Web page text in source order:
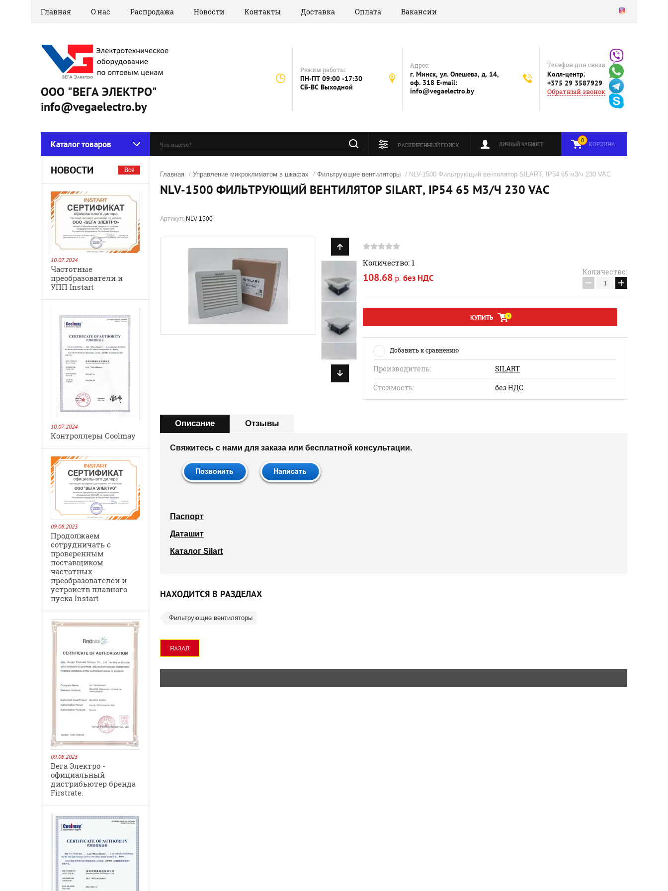
Главная О нас Распродажа Новости Контакты Доставка Оплата Вакансии
ООО "ВЕГА ЭЛЕКТРО"
info@vegaelectro.by
Режим работы:
ПН-ПТ 09:00 -17:30
СБ-ВС Выходной
Адрес:
г. Минск, ул. Олешева, д. 14,
оф. 318 E-mail:
info@vegaelectro.by
Телефон для связи
Колл-центр;
+375 29 3587929
Обратный звонок
Каталог товаров КОРЗИНА
0
ЛИЧНЫЙ КАБИНЕТ
РАСШИРЕННЫЙ ПОИСК
НОВОСТИ Все
10.07.2024
Частотные
преобразователи и
УПП Instart
10.07.2024
Контроллеры Coolmay
09.08.2023
Продолжаем
сотрудничать с
проверенным
поставщиком
частотных
преобразователей и
устройств плавного
пуска Instart
09.08.2023
Вега Электро -
официальный
дистрибьютер бренда
Firstrate.
Главная / Управление микроклиматом в шкафах / Фильтрующие вентиляторы / NLV-1500 Фильтрующий вентилятор SILART, IP54 65 м3/ч 230 VAC
NLV-1500 ФИЛЬТРУЮЩИЙ ВЕНТИЛЯТОР SILART, IP54 65 М3/Ч 230 VAC
Артикул: NLV-1500
Количество: 1
108.68 р. без НДС
Количество:
− +
КУПИТЬ
Добавить к сравнению
Производитель:
SILART
Стоимость:
без НДС
Описание Отзывы
Свяжитесь с нами для заказа или бесплатной консультации.
Паспорт
Даташит
Каталог Silart
НАХОДИТСЯ В РАЗДЕЛАХ
Фильтрующие вентиляторы
НАЗАД